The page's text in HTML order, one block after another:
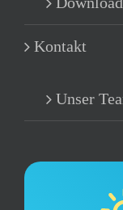
Kontakt
Unser